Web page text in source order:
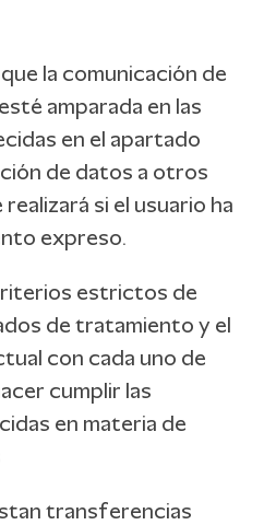
la comunicación de
amparada en las
en el apartado
de datos a otros
si el usuario ha
expreso.
estrictos de
de tratamiento y el
con cada uno de
cumplir las
en materia de
transferencias